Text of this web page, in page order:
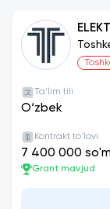
Ta'lim tili
O‘zbek
Kontrakt to'lovi
7 400 000
Grant mavjud